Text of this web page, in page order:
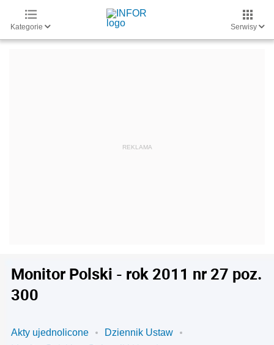
Kategorie Serwisy
Monitor Polski - rok 2011 nr 27 poz.
300
Akty ujednolicone
Dziennik Ustaw